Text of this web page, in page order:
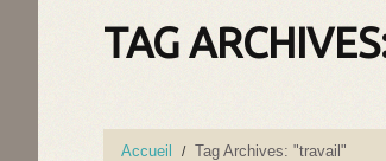
TAG
Accueil Tag Archives: "travail"